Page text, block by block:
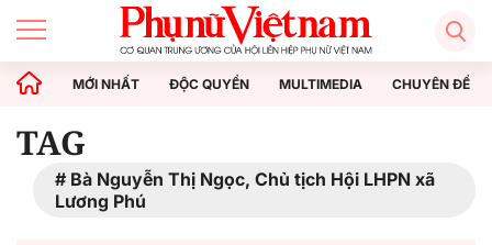
MỚI NHẤT ĐỘC QUYỀN MULTIMEDIA CHUYÊN ĐỀ
TAG
Bà Nguyễn Thị Ngọc, Chủ tịch Hội LHPN xã
Lương Phú